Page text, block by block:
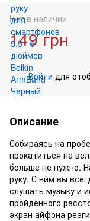
Нет в наличии
149 грн
% Войти для
Описание
Собираясь на
прокатиться на
больше не нужно.
руку. С ним вы
слушать музыку и
пройденного
экран айфона